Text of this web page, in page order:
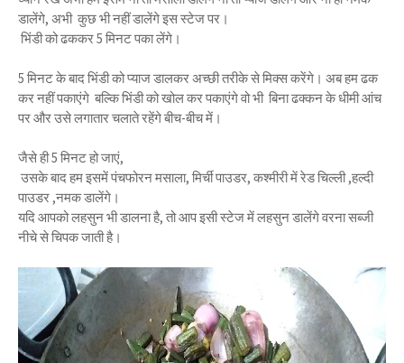
डालेंगे, अभी कुछ भी नहीं डालेंगे इस स्टेज पर।
भिंडी को ढककर 5 मिनट पका लेंगे।
5 मिनट के बाद भिंडी को प्याज डालकर अच्छी तरीके से मिक्स करेंगे। अब हम ढक
कर नहीं पकाएंगे बल्कि भिंडी को खोल कर पकाएंगे वो भी बिना ढक्कन के धीमी आंच
पर और उसे लगातार चलाते रहेंगे बीच-बीच में।
जैसे ही 5 मिनट हो जाएं,
उसके बाद हम इसमें पंचफोरन मसाला, मिर्ची पाउडर, कश्मीरी में रेड चिल्ली ,हल्दी
पाउडर ,नमक डालेंगे।
यदि आपको लहसुन भी डालना है, तो आप इसी स्टेज में लहसुन डालेंगे वरना सब्जी
नीचे से चिपक जाती है।